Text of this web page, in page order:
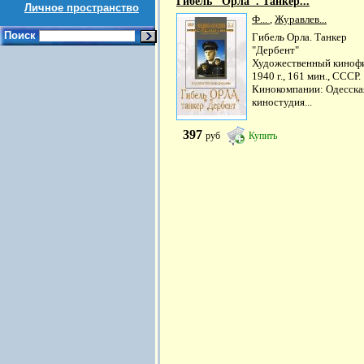
Личное пространство
Поиск
Ф... , Журавлев...
Гибель Орла. Танкер
"Дербент"
Художественный
1940 г., 161 мин., СССР.
Кинокомпании:
киностудия...
397 руб Купить